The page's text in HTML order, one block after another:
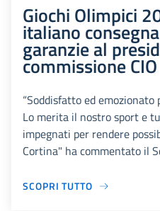
Giochi Olimpici
italiano
garanzie al
commissione CIO
“Soddisfatto ed
Lo merita il nostro sport e
impegnati per rendere
Cortina" ha commentato il
SCOPRI TUTTO